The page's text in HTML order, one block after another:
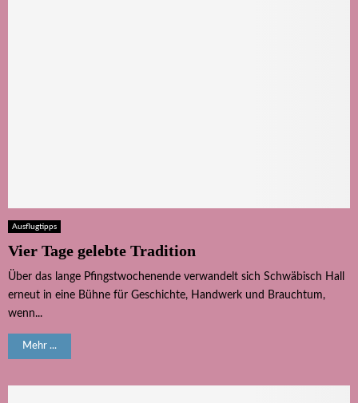
Ausflugtipps
Vier Tage gelebte Tradition
Über das lange Pfingstwochenende verwandelt sich Schwäbisch Hall
erneut in eine Bühne für Geschichte, Handwerk und Brauchtum,
wenn...
Mehr ...